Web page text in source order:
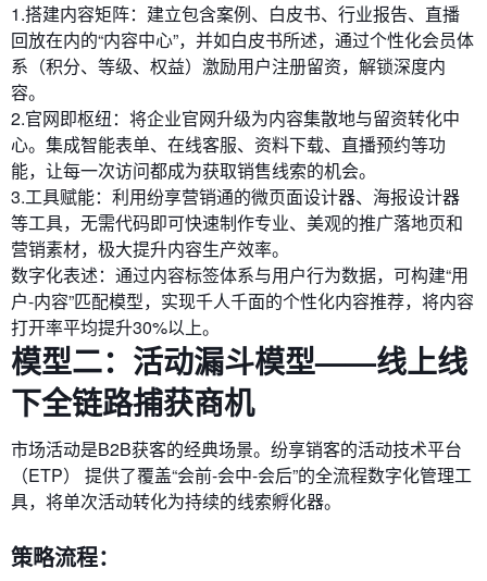
1.搭建内容矩阵：建立包含案例、白皮书、行业报告、直播
回放在内的“内容中心”，并如白皮书所述，通过个性化会员体
系（积分、等级、权益）激励用户注册留资，解锁深度内
容。
2.官网即枢纽：将企业官网升级为内容集散地与留资转化中
心。集成智能表单、在线客服、资料下载、直播预约等功
能，让每一次访问都成为获取销售线索的机会。
3.工具赋能：利用纷享营销通的微页面设计器、海报设计器
等工具，无需代码即可快速制作专业、美观的推广落地页和
营销素材，极大提升内容生产效率。
数字化表述：通过内容标签体系与用户行为数据，可构建“用
户-内容”匹配模型，实现千人千面的个性化内容推荐，将内容
打开率平均提升30%以上。
模型二：活动漏斗模型——线上线
下全链路捕获商机
市场活动是B2B获客的经典场景。纷享销客的活动技术平台
（ETP）​ 提供了覆盖“会前-会中-会后”的全流程数字化管理工
具，将单次活动转化为持续的线索孵化器。
策略流程：